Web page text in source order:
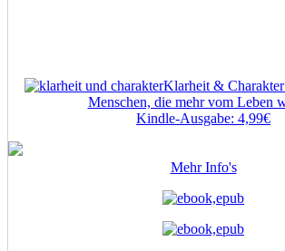
Klarheit &
Menschen, die mehr vom Leben
Kindle-Ausgabe: 4,99€
Mehr Info's